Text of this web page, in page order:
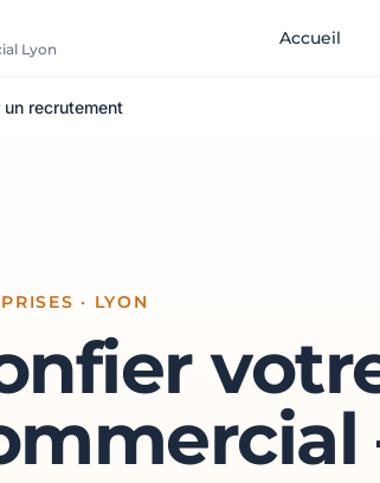
Lyon
Accueil
un recrutement
· LYON